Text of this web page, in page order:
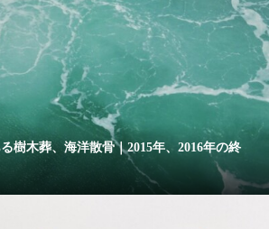
樹木葬、海洋散骨｜2015年、2016年の終